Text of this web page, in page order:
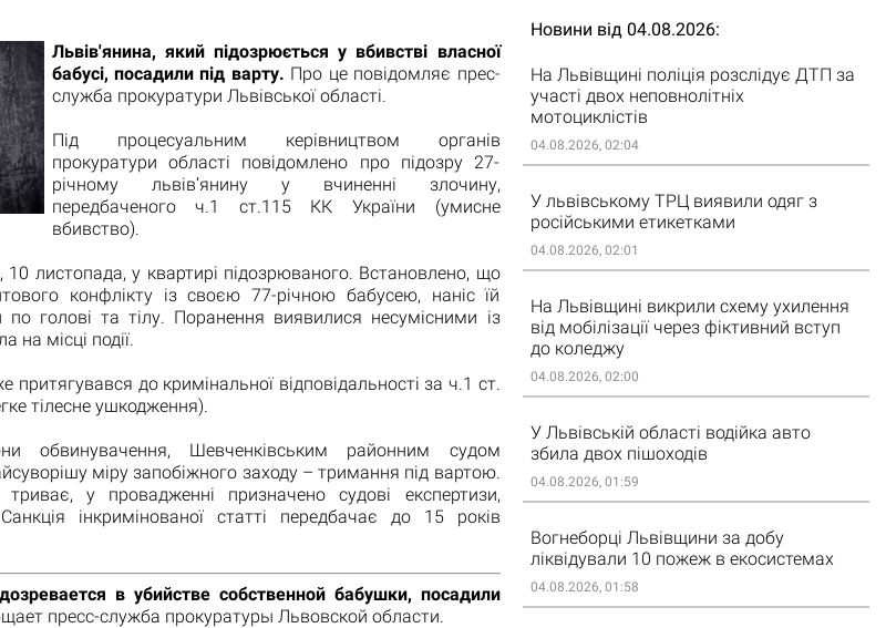
Львів'янина, який підозрюється у вбивстві власної
бабусі, посадили під варту. Про це повідомляє прес-
служба прокуратури Львівської області.
Під процесуальним керівництвом органів
прокуратури області повідомлено про підозру 27-
річному львів’янину у вчиненні злочину,
передбаченого ч.1 ст.115 КК України (умисне
вбивство).
10 листопада, у квартирі підозрюваного. Встановлено, що
конфлікту із своєю 77-річною бабусею, наніс їй
по голові та тілу. Поранення виявилися несумісними із
на місці події.
до кримінальної відповідальності за ч.1 ст.
тілесне ушкодження).
обвинувачення, Шевченківським районним судом
міру запобіжного заходу – тримання під вартою.
триває, у провадженні призначено судові експертизи,
інкримінованої статті передбачає до 15 років
в убийстве собственной бабушки, посадили
пресс-служба прокуратуры Львовской области.
Новини від 04.08.2026
На Львівщині поліція розслідує ДТП за
участі двох неповнолітніх
мотоциклістів
04.08.2026, 02:04
У львівському ТРЦ виявили одяг з
російськими етикетками
04.08.2026, 02:01
На Львівщині викрили схему ухилення
від мобілізації через фіктивний вступ
до коледжу
04.08.2026, 02:00
У Львівській області водійка авто
збила двох пішоходів
04.08.2026, 01:59
Вогнеборці Львівщини за добу
ліквідували 10 пожеж в екосистемах
04.08.2026, 01:58